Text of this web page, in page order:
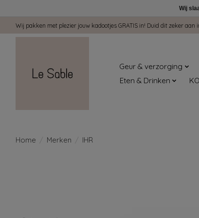
Wij pakken met plezier jouw kadootjes GRATIS in! Duid dit zeker aan
Geur & verzorging
Eten & Drinken
Home / Merken / IHR
Wij